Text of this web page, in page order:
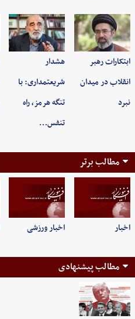
ابتکارات رهبر
انقلاب در میدان
نبرد
هشدار
شریعتمداری: با
تنگه هرمز، راه
تنفس…
مطالب برتر
اخبار اخبار ورزشی
مطالب پیشنهادی